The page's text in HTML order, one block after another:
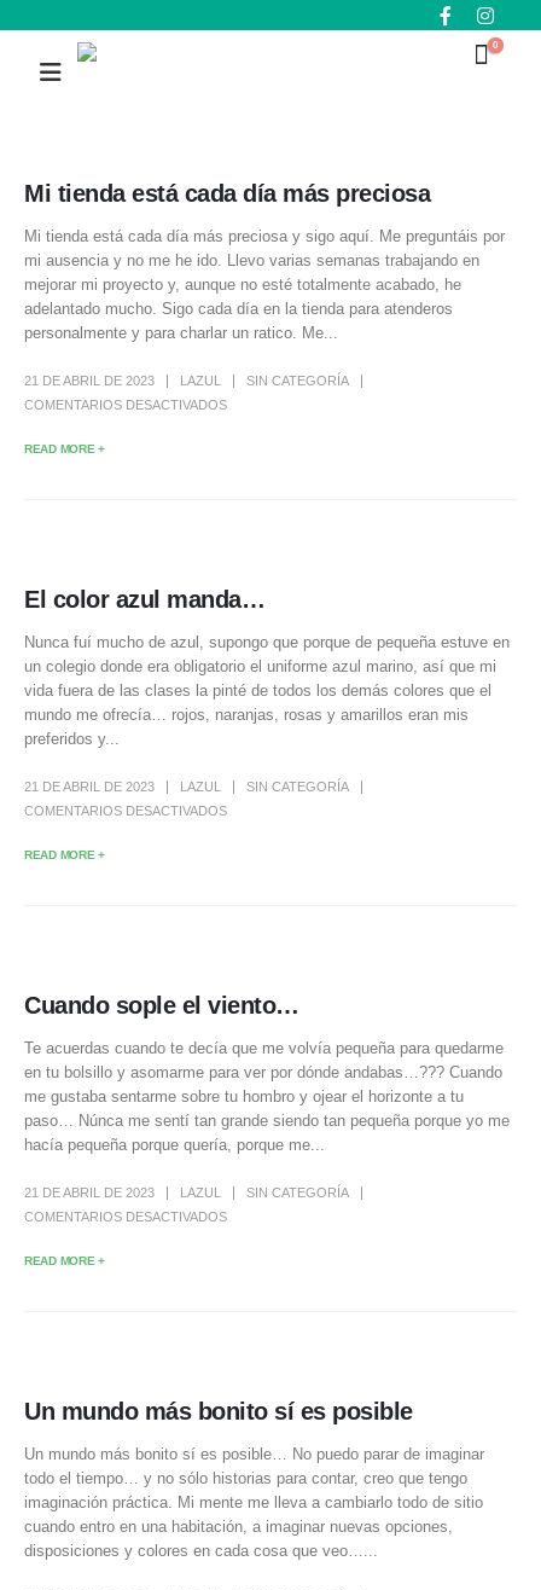
0
Mi tienda está cada día más preciosa
Mi tienda está cada día más preciosa y sigo aquí. Me preguntáis por
mi ausencia y no me he ido. Llevo varias semanas trabajando en
mejorar mi proyecto y, aunque no esté totalmente acabado, he
adelantado mucho. Sigo cada día en la tienda para atenderos
personalmente y para charlar un ratico. Me...
21 DE ABRIL DE 2023 LAZUL
SIN CATEGORÍA
COMENTARIOS DESACTIVADOS
READ MORE +
El color azul manda…
Nunca fuí mucho de azul, supongo que porque de pequeña estuve en
un colegio donde era obligatorio el uniforme azul marino, así que mi
vida fuera de las clases la pinté de todos los demás colores que el
mundo me ofrecía… rojos, naranjas, rosas y amarillos eran mis
preferidos y...
21 DE ABRIL DE 2023 LAZUL
SIN CATEGORÍA
COMENTARIOS DESACTIVADOS
READ MORE +
Cuando sople el viento…
Te acuerdas cuando te decía que me volvía pequeña para quedarme
en tu bolsillo y asomarme para ver por dónde andabas…??? Cuando
me gustaba sentarme sobre tu hombro y ojear el horizonte a tu
paso… Núnca me sentí tan grande siendo tan pequeña porque yo me
hacía pequeña porque quería, porque me...
21 DE ABRIL DE 2023 LAZUL
SIN CATEGORÍA
COMENTARIOS DESACTIVADOS
READ MORE +
Un mundo más bonito sí es posible
Un mundo más bonito sí es posible… No puedo parar de imaginar
todo el tiempo… y no sólo historias para contar, creo que tengo
imaginación práctica. Mi mente me lleva a cambiarlo todo de sitio
cuando entro en una habitación, a imaginar nuevas opciones,
disposiciones y colores en cada cosa que veo…...